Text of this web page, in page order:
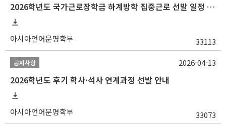
2026학년도 국가근로장학금 하계방학 집중근로 선발 일정 안내
아시아언어문명학부 33113
공지사항
2026학년도 후기 학사·석사 연계과정 선발 안내
아시아언어문명학부 33073
2026-04-13